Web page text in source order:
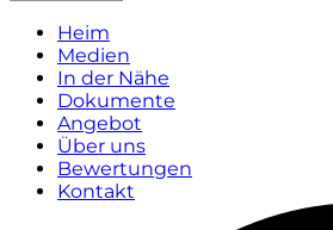
Heim
Medien
In der Nähe
Dokumente
Angebot
Über uns
Bewertungen
Kontakt